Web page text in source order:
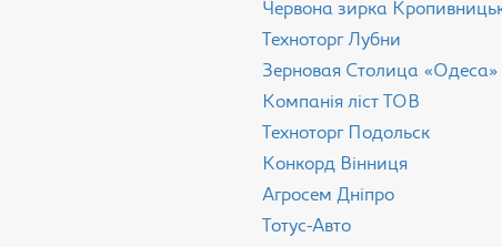
Червона зирка
Техноторг Лубни
Зерновая Столица «Одеса»
Компанія ліст ТОВ
Техноторг Подольск
Конкорд Вінниця
Агросем Дніпро
Тотус-Авто